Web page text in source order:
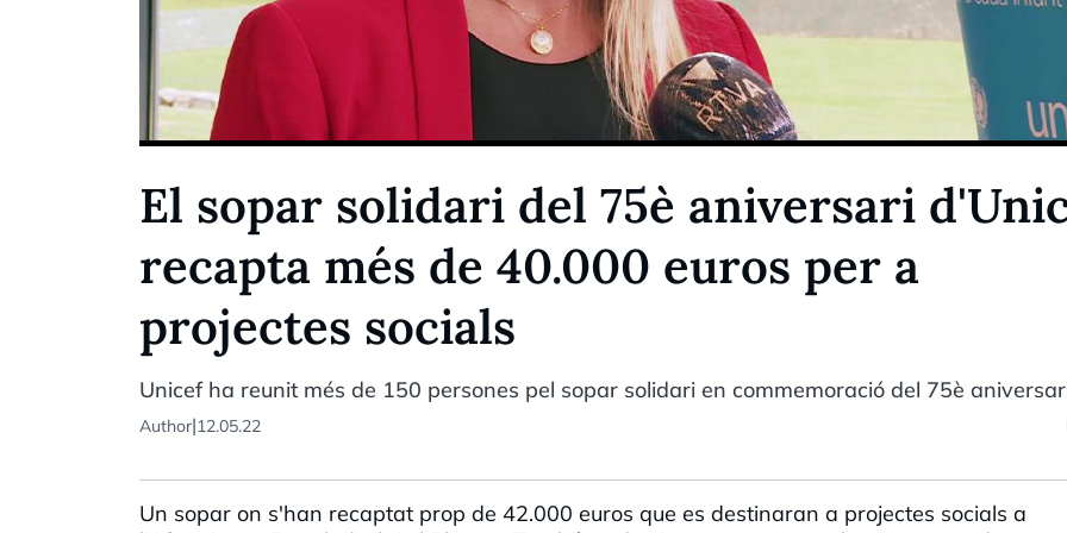
El sopar solidari del 75è aniversari
recapta més de 40.000 euros per a
projectes socials
Unicef ha reunit més de 150 persones pel sopar solidari en commemoració del 75è
Author|12.05.22
Un sopar on s'han recaptat prop de 42.000 euros que es destinaran a projectes socials a